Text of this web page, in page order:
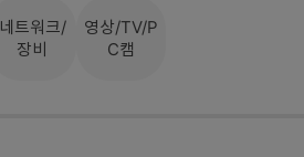
메인보드
네트워크/
장비
영상/TV/P
C캠